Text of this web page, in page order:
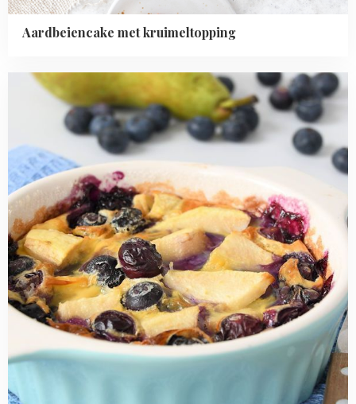
Aardbeiencake met kruimeltopping
Read
blauwe
bessen
clafoutis